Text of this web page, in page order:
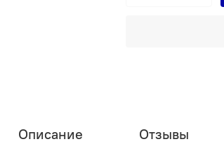
Описание Отзывы